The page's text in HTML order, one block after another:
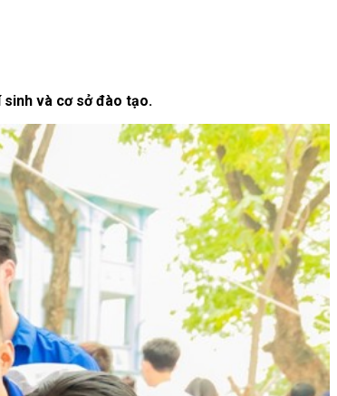
và cơ sở đào tạo.